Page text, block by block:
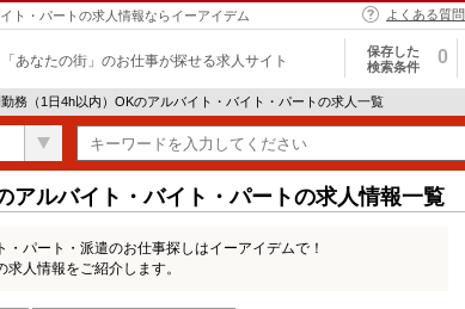
ト・パートの求人情報ならイーアイデム よくある質問
「あなたの街」のお仕事が探せる求人サイト
保存した
検索条件
0
務（1日4h以内）OKのアルバイト・バイト・パートの求人一覧
アルバイト・バイト・パートの求人情報一覧
パート・派遣のお仕事探しはイーアイデムで！
人情報をご紹介します。